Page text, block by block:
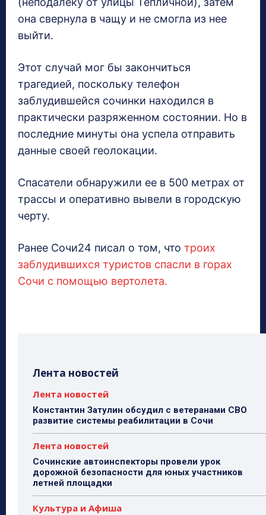
она свернула в чащу и не смогла из нее
выйти.
Этот случай мог бы закончиться
трагедией, поскольку телефон
заблудившейся сочинки находился в
практически разряженном состоянии. Но в
последние минуты она успела отправить
данные своей геолокации.
Спасатели обнаружили ее в 500 метрах от
трассы и оперативно вывели в городскую
черту.
Ранее Сочи24 писал о том, что троих
заблудившихся туристов спасли в горах
Сочи с помощью вертолета.
Лента новостей
Лента новостей
Константин Затулин обсудил с ветеранами СВО
развитие системы реабилитации в Сочи
Лента новостей
Сочинские автоинспекторы провели урок
дорожной безопасности для юных участников
летней площадки
Культура и Афиша